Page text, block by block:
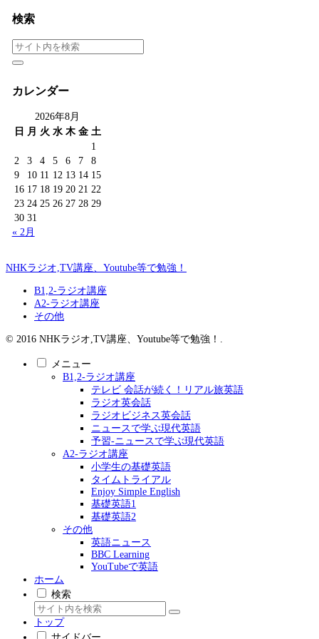
検索
カレンダー
2026年8月
日 月 火 水 木 金 土
1
2
3 4 5 6 7
8
9
10 11 12 13 14 15
16 17 18 19 20 21 22
23 24 25 26 27 28 29
30 31
« 2月
NHKラジオ,TV講座、Youtube等で勉強！
B1,2-ラジオ講座
A2-ラジオ講座
その他
© 2016 NHKラジオ,TV講座、Youtube等で勉強！.
メニュー
B1,2-ラジオ講座
テレビ 会話が続く！リアル旅英語
ラジオ英会話
ラジオビジネス英会話
ニュースで学ぶ現代英語
予習-ニュースで学ぶ現代英語
A2-ラジオ講座
小学生の基礎英語
タイムトライアル
Enjoy Simple English
基礎英語1
基礎英語2
その他
英語ニュース
BBC Learning
YouTubeで英語
ホーム
検索
トップ